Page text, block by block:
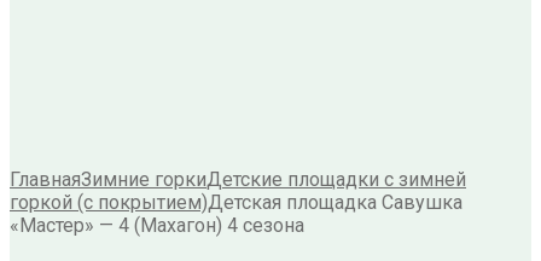
ГлавнаяЗимние горкиДетские площадки с зимней
горкой (с покрытием)Детская площадка Савушка
«Мастер» — 4 (Махагон) 4 сезона